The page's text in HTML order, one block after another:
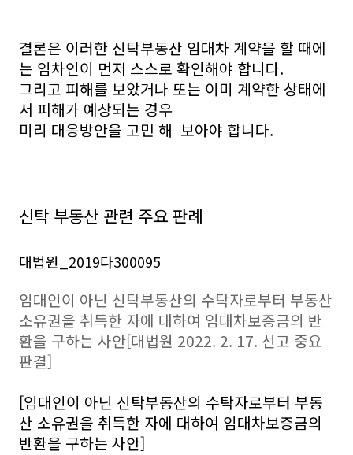
결론은 이러한 신탁부동산 임대차 계약을 할 때에
는 임차인이 먼저 스스로 확인해야 합니다.
그리고 피해를 보았거나 또는 이미 계약한 상태에
서 피해가 예상되는 경우
미리 대응방안을 고민 해 보아야 합니다.
신탁 부동산 관련 주요 판례
대법원_2019다300095
임대인이 아닌 신탁부동산의 수탁자로부터 부동산
소유권을 취득한 자에 대하여 임대차보증금의 반
환을 구하는 사안[대법원 2022. 2. 17. 선고 중요
판결]
[임대인이 아닌 신탁부동산의 수탁자로부터 부동
산 소유권을 취득한 자에 대하여 임대차보증금의
반환을 구하는 사안]